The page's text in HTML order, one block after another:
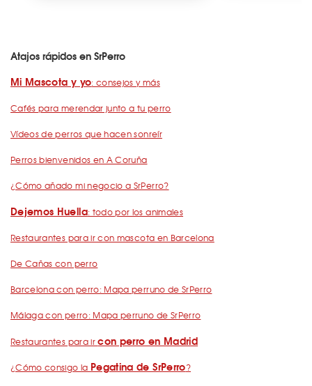
Atajos rápidos en SrPerro
Mi Mascota y yo: consejos y más
Cafés para merendar junto a tu perro
Vídeos de perros que hacen sonreír
Perros bienvenidos en A Coruña
¿Cómo añado mi negocio a SrPerro?
Dejemos Huella: todo por los animales
Restaurantes para ir con mascota en Barcelona
De Cañas con perro
Barcelona con perro: Mapa perruno de SrPerro
Málaga con perro: Mapa perruno de SrPerro
Restaurantes para ircon perro en Madrid
¿Cómo consigo la Pegatina de SrPerro?